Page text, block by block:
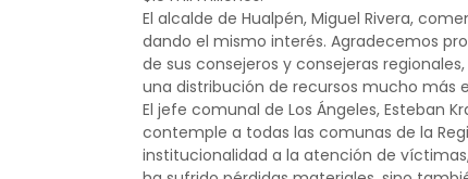
El alcalde de Hualpén, Miguel Rivera,
dando el mismo interés. Agradecemos
de sus consejeros y consejeras
una distribución de recursos mucho más
El jefe comunal de Los Ángeles, Esteban
contemple a todas las comunas de la
institucionalidad a la atención de